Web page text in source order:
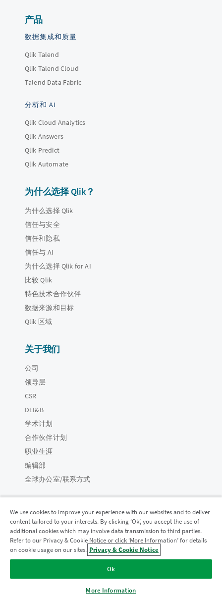
产品
数据集成和质量
Qlik Talend
Qlik Talend Cloud
Talend Data Fabric
分析和 AI
Qlik Cloud Analytics
Qlik Answers
Qlik Predict
Qlik Automate
为什么选择 Qlik？
为什么选择 Qlik
信任与安全
信任和隐私
信任与 AI
为什么选择 Qlik for AI
比较 Qlik
特色技术合作伙伴
数据来源和目标
Qlik 区域
关于我们
公司
领导层
CSR
DEI&B
学术计划
合作伙伴计划
职业生涯
编辑部
全球办公室/联系方式
Qlik 社区
法律协议 产品条款 Legal Policies
法律条规
Do Not Share My Info
We use cookies to improve your experience with our websites and to deliver
content tailored to your interests. By clicking ‘Ok’, you accept the use of
additional cookies which may involve data transmission to third parties.
Refer to our Privacy & Cookie Notice or click ‘More Information’ for details
on cookie usage on our sites. Privacy & Cookie Notice
Ok
More Information